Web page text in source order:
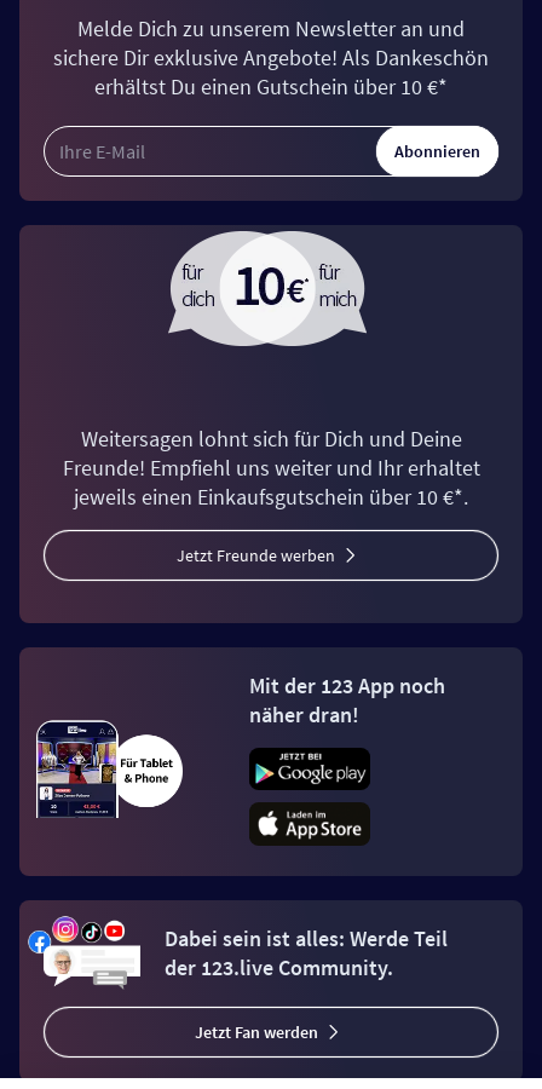
Melde Dich zu unserem Newsletter an und
sichere Dir exklusive Angebote! Als Dankeschön
erhältst Du einen Gutschein über 10 €*
Abonnieren
Weitersagen lohnt sich für Dich und Deine
Freunde! Empfiehl uns weiter und Ihr erhaltet
jeweils einen Einkaufsgutschein über 10 €*.
Jetzt Freunde werben
Mit der 123 App noch
näher dran!
Dabei sein ist alles: Werde Teil
der 123.live Community.
Jetzt Fan werden